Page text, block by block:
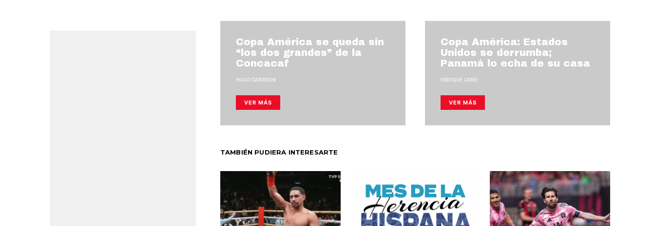
Copa América se queda sin
“los dos grandes” de la
Concacaf
HUGO CARREON
VER MÁS
Copa América: Estados
Unidos se derrumba;
Panamá lo echa de su casa
ENRIQUE CANO
VER MÁS
TAMBIÉN PUDIERA INTERESARTE